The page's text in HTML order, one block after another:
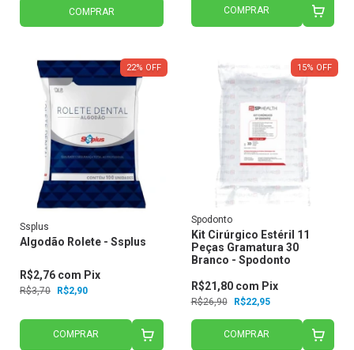
COMPRAR COMPRAR
22% OFF
Ssplus
Algodão Rolete - Ssplus
R$3,70 R$2,90
R$2,76 com Pix
COMPRAR
15% OFF
Spodonto
Kit Cirúrgico Estéril 11
Peças Gramatura 30
Branco - Spodonto
R$26,90 R$22,95
R$21,80 com Pix
COMPRAR